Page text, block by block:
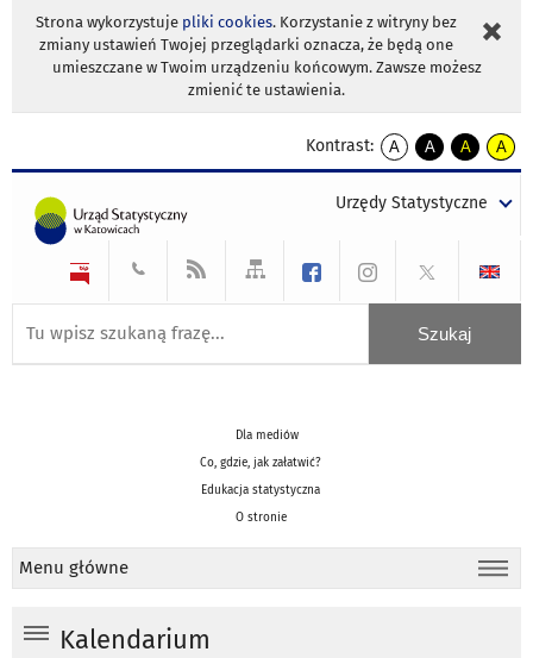
Strona wykorzystuje pliki cookies. Korzystanie z witryny bez
zmiany ustawień Twojej przeglądarki oznacza, że będą one
umieszczane w Twoim urządzeniu końcowym. Zawsze możesz
zmienić te ustawienia.
Kontrast:
A
kontrast
A
kontrast
tekst
czarnym
A
kontrast
tekst
czarnym
A
tekst
żółtym
Urzędy Statystyczne
Dla mediów
Co, gdzie, jak załatwić?
Edukacja statystyczna
O stronie
Menu główne
Kalendarium